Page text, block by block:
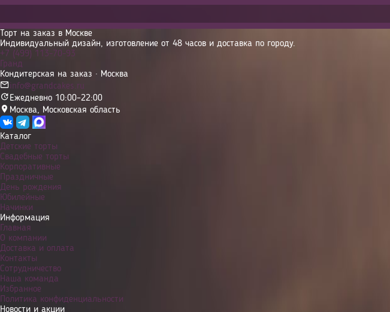
Торт на заказ в Москве
Индивидуальный дизайн, изготовление от 48 часов и доставка по городу.
+7 (499) 113-70-93
Гранд
Кондитерская на заказ · Москва
info@grandcakes.ru
Ежедневно 10:00–22:00
Москва, Московская область
Каталог
Детские торты
Свадебные торты
Корпоративные
Праздничные
День рождения
Юбилейные
Начинки
Информация
Главная
О компании
Доставка и оплата
Контакты
Сотрудничество
Наша команда
Избранное
Политика конфиденциальности
Новости и акции